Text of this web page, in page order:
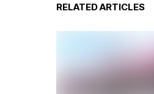
RELATED ARTICLES